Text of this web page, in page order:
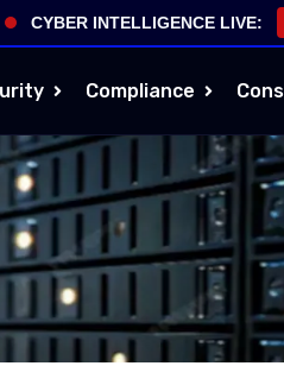
CYBER INTELLIGENCE LIVE:
Compliance